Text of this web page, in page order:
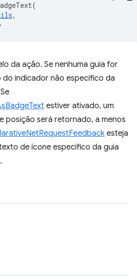
(
,
da ação. Se nenhuma guia for
indicador não específico da
estiver ativado, um
posição será retornado, a menos
esteja
de ícone específico da guia